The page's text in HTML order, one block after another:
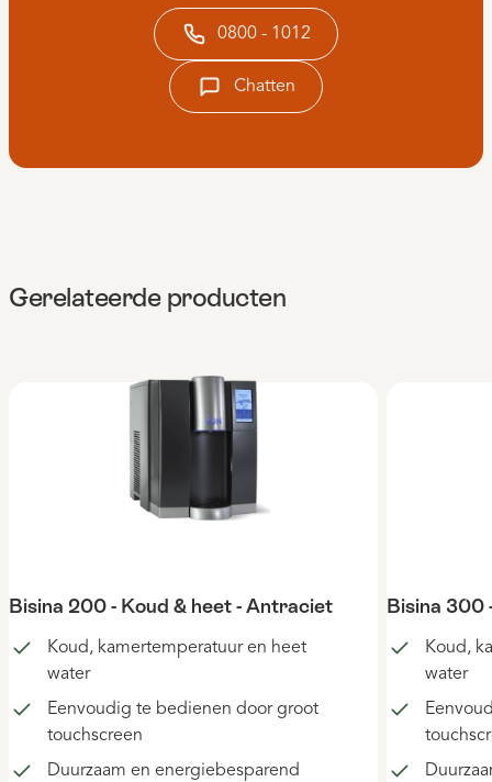
0800 - 1012
Chatten
Productgalerij overslaan
Gerelateerde producten
Bisina 200 - Koud & heet - Antraciet
Koud, kamertemperatuur en heet
water
Eenvoudig te bedienen door groot
touchscreen
Duurzaam en energiebesparend
Bisina 300
Koud,
water